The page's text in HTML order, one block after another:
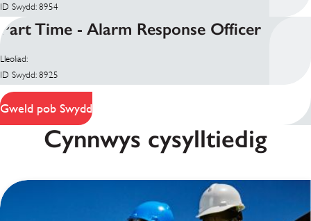
ID Swydd: 8954
Part Time - Alarm Response Officer
Lleoliad:
ID Swydd: 8925
Gweld pob Swydd
Cynnwys cysylltiedig